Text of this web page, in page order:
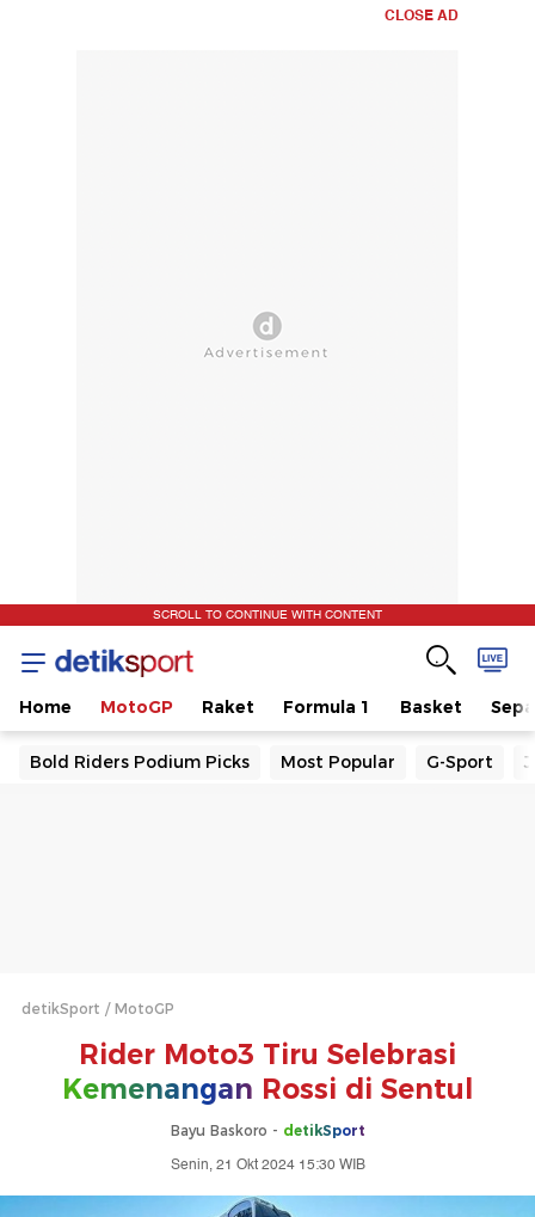
CLOSE AD
SCROLL TO CONTINUE WITH CONTENT
Home MotoGP Raket Formula 1 Basket
Bold Riders Podium Picks Most Popular G-Sport
detikSport MotoGP
Rider Moto3 Tiru Selebrasi
Kemenangan Rossi di Sentul
Bayu Baskoro - detikSport
Senin, 21 Okt 2024 15:30 WIB